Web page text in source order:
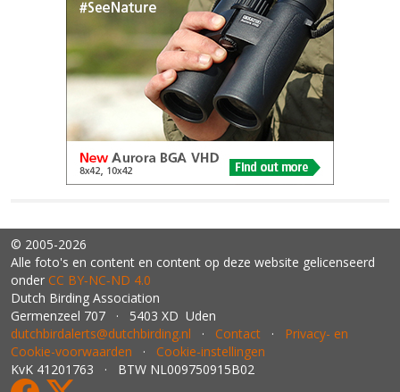
© 2005-2026
Alle foto's en content en content op deze website gelicenseerd
onder CC BY‑NC‑ND 4.0
Dutch Birding Association
Germenzeel 707 · 5403 XD Uden
dutchbirdalerts@dutchbirding.nl · Contact · Privacy- en
Cookie-voorwaarden · Cookie-instellingen
KvK 41201763 · BTW NL009750915B02